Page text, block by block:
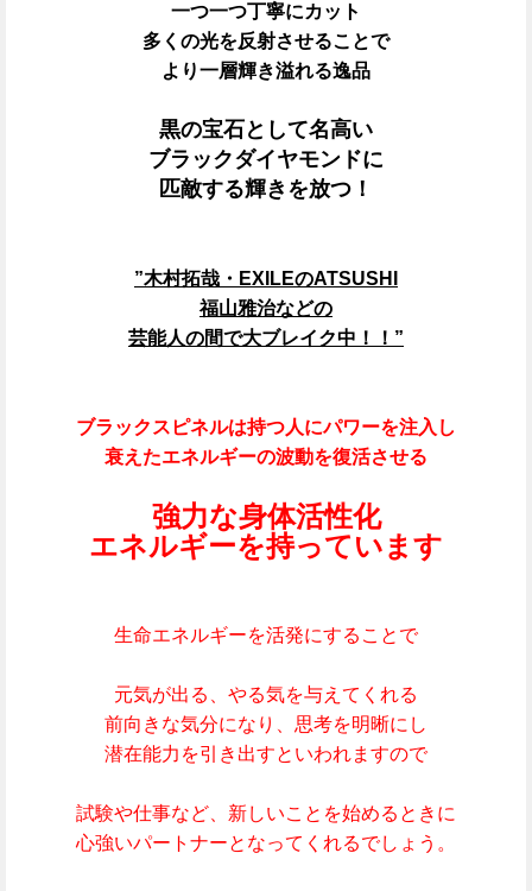
一つ一つ丁寧にカット
多くの光を反射させることで
より一層輝き溢れる逸品
黒の宝石として名高い
ブラックダイヤモンドに
匹敵する輝きを放つ！
”木村拓哉・EXILEのATSUSHI
福山雅治などの
芸能人の間で大ブレイク中！！”
ブラックスピネルは持つ人にパワーを注入し
衰えたエネルギーの波動を復活させる
強力な身体活性化
エネルギーを持っています
生命エネルギーを活発にすることで
元気が出る、やる気を与えてくれる
前向きな気分になり、 思考を明晰にし
潜在能力を引き出すといわれますので
試験や仕事など、 新しいことを始めるときに
心強いパートナーとなってくれるでしょう。